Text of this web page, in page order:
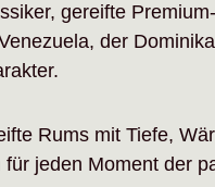
gereifte
der
Rums mit Tiefe,
jeden Moment der